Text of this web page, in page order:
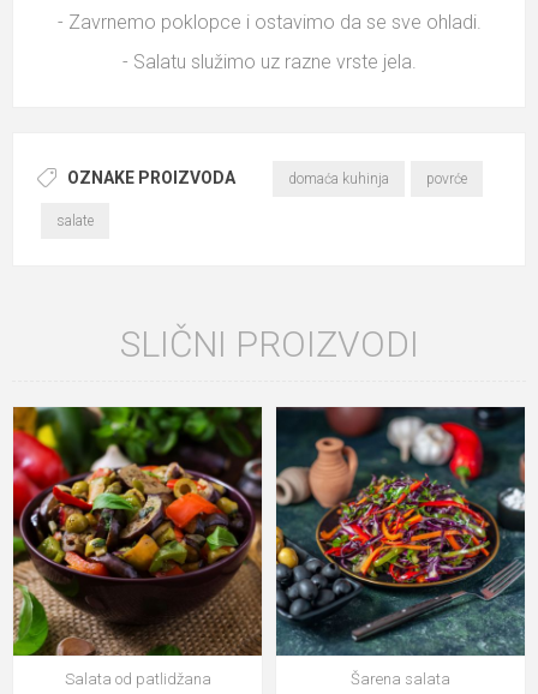
- Zavrnemo poklopce i ostavimo da se sve ohladi.
- Salatu služimo uz razne vrste jela.
OZNAKE PROIZVODA domaća kuhinja povrće
salate
SLIČNI PROIZVODI
Salata od patlidžana Šarena salata